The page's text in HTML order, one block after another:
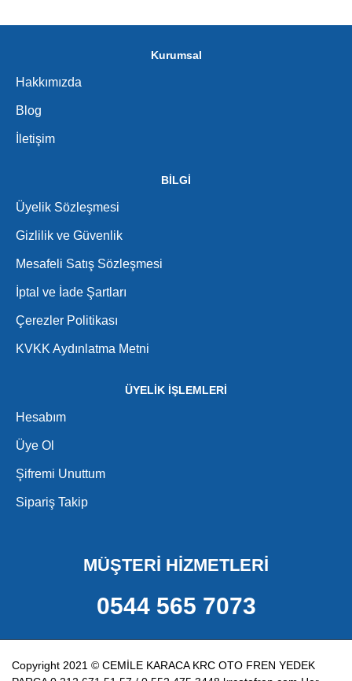
Kurumsal
Hakkımızda
Blog
İletişim
BİLGİ
Üyelik Sözleşmesi
Gizlilik ve Güvenlik
Mesafeli Satış Sözleşmesi
İptal ve İade Şartları
Çerezler Politikası
KVKK Aydınlatma Metni
ÜYELİK İŞLEMLERİ
Hesabım
Üye Ol
Şifremi Unuttum
Sipariş Takip
MÜŞTERİ HİZMETLERİ
0544 565 7073
Copyright 2021 © CEMİLE KARACA KRC OTO FREN YEDEK